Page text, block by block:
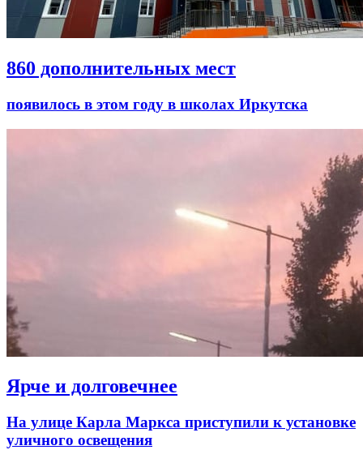
860 дополнительных мест
появилось в этом году в школах Иркутска
Ярче и долговечнее
На улице Карла Маркса приступили к установке
уличного освещения